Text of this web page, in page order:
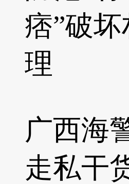
痞”破
理
广西海
走私干